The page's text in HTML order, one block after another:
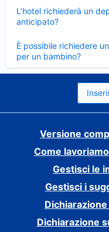
L’hotel richiederà un
anticipato?
chiuso
È possibile richiedere
per un bambino?
Elemento
chiuso
Versione
Come lavoriamo
Gestisci le
Gestisci i
Dichiarazione